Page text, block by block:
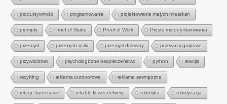
produktywność programowanie projektowanie małych mieszkań
prompty Proof of Stake Proof of Work Proste metody klarowania
przemysł przemysł ciężki przemysł drzewny przewozy grupowe
przywództwo psychologiczne bezpieczeństwo python reactjs
recykling reklama outdoorowa reklama zewnętrzna
relacje biznesowe reliable flower delivery robotyka robotyzacja